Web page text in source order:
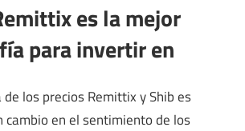
es la mejor
para invertir en
los precios Remittix y Shib es
cambio en el sentimiento de los